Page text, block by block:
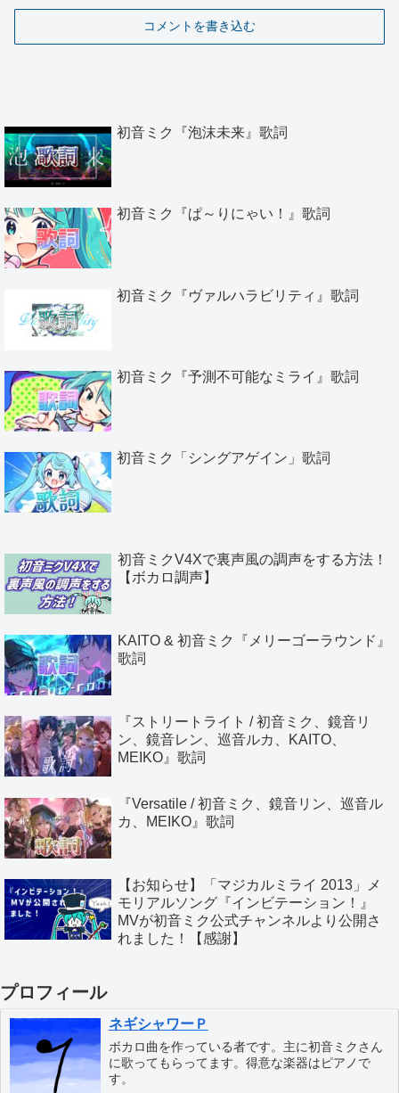
コメントを書き込む
初音ミク『泡沫未来』歌詞
初音ミク『ぱ～りにゃい！』歌詞
初音ミク『ヴァルハラビリティ』歌詞
初音ミク『予測不可能なミライ』歌詞
初音ミク「シングアゲイン」歌詞
初音ミクV4Xで裏声風の調声をする方法！
【ボカロ調声】
KAITO & 初音ミク『メリーゴーラウンド』
歌詞
『ストリートライト / 初音ミク、鏡音リ
ン、鏡音レン、巡音ルカ、KAITO、
MEIKO』歌詞
『Versatile / 初音ミク、鏡音リン、巡音ル
カ、MEIKO』歌詞
【お知らせ】「マジカルミライ 2013」メ
モリアルソング『インビテーション！』
MVが初音ミク公式チャンネルより公開さ
れました！【感謝】
プロフィール
ネギシャワーＰ
ボカロ曲を作っている者です。主に初音ミクさん
に歌ってもらってます。得意な楽器はピアノで
す。